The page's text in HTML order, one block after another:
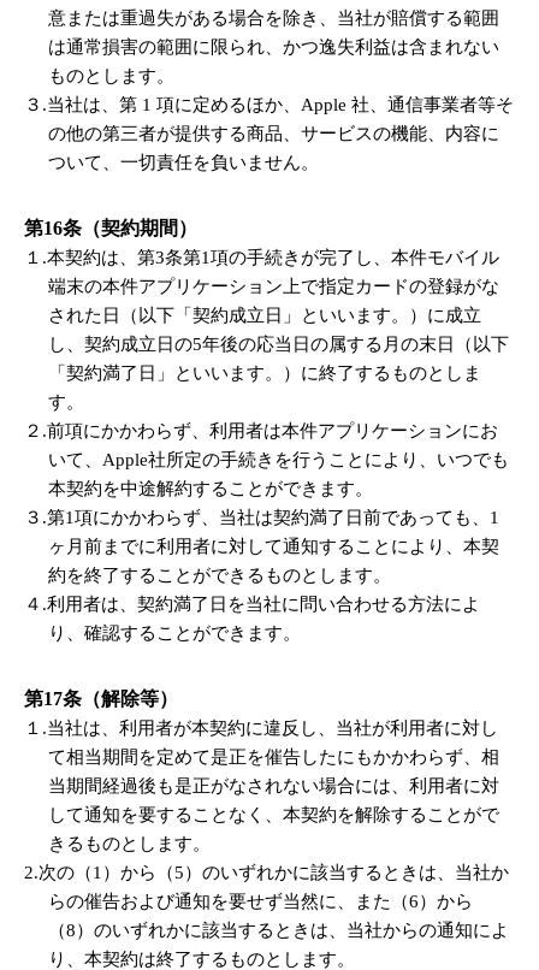
意または重過失がある場合を除き、当社が賠償する範囲
は通常損害の範囲に限られ、かつ逸失利益は含まれない
ものとします。
３.当社は、第 1 項に定めるほか、Apple 社、通信事業者等そ
の他の第三者が提供する商品、サービスの機能、内容に
ついて、一切責任を負いません。
第16条（契約期間）
１.本契約は、第3条第1項の手続きが完了し、本件モバイル
端末の本件アプリケーション上で指定カードの登録がな
された日（以下「契約成立日」といいます。）に成立
し、契約成立日の5年後の応当日の属する月の末日（以下
「契約満了日」といいます。）に終了するものとしま
す。
２.前項にかかわらず、利用者は本件アプリケーションにお
いて、Apple社所定の手続きを行うことにより、いつでも
本契約を中途解約することができます。
３.第1項にかかわらず、当社は契約満了日前であっても、1
ヶ月前までに利用者に対して通知することにより、本契
約を終了することができるものとします。
４.利用者は、契約満了日を当社に問い合わせる方法によ
り、確認することができます。
第17条（解除等）
１.当社は、利用者が本契約に違反し、当社が利用者に対し
て相当期間を定めて是正を催告したにもかかわらず、相
当期間経過後も是正がなされない場合には、利用者に対
して通知を要することなく、本契約を解除することがで
きるものとします。
2.次の（1）から（5）のいずれかに該当するときは、当社か
らの催告および通知を要せず当然に、また（6）から
（8）のいずれかに該当するときは、当社からの通知によ
り、本契約は終了するものとします。